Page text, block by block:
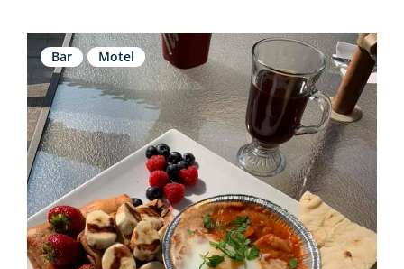
Bar Motel